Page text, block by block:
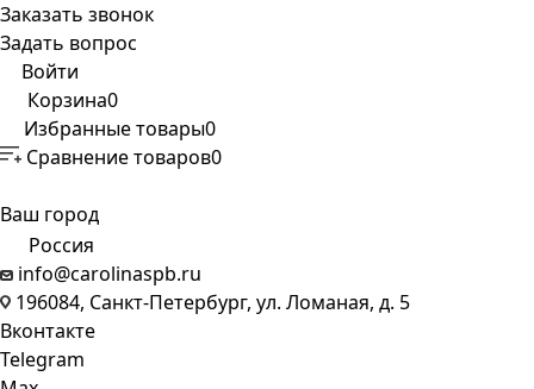
Заказать звонок
Задать вопрос
Войти
Корзина0
Избранные товары0
Сравнение товаров0
Ваш город
Россия
info@carolinaspb.ru
196084, Санкт-Петербург, ул. Ломаная, д. 5
Вконтакте
Telegram